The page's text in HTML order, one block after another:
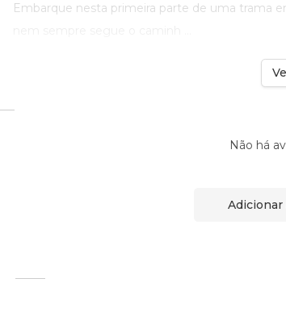
Embarque nesta primeira parte de uma trama
Não há
Adicionar